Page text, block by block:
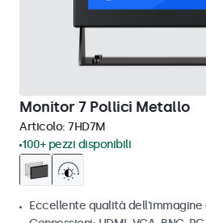
Monitor 7 Pollici Metallo
Articolo: 7HD7M
100+ pezzi disponibili
Eccellente qualità dell'immagine